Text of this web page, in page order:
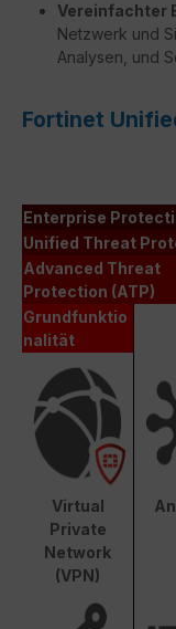
Vereinfachter
Netzwerk und
Analysen, und
Fortinet
Enterprise
Unified Threat
Advanced Threat
Protection (ATP)
Grundfunktio
nalität
Virtual
Private
Network
(VPN)